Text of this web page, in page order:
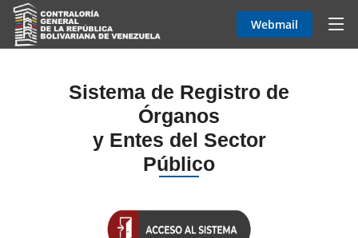
Webmail
Sistema de Registro de
Órganos
y Entes del Sector
Público